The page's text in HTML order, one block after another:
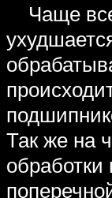
Чаще
Так же на